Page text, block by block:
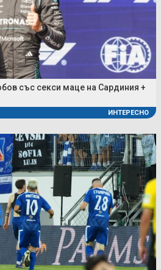
със секси маце на Сардиния +
ИНТЕРЕСНО